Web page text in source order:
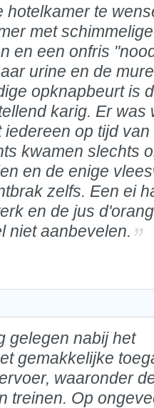
hotelkamer te
met
en een onfris
urine en de
opknapbeurt is
karig. Er was
op tijd
kwamen slechts
en de enige
zelfs. Een ei
en de jus
niet aanbevelen.
gelegen nabij het
gemakkelijke
waaronder
treinen. Op